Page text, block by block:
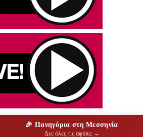
🎉 Πανηγύρια στη Μεσσηνία
Δες όλες τις αφίσες →